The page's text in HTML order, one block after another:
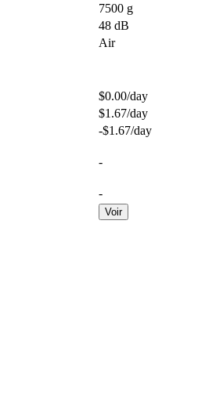
7500 g
48 dB
Air
$0.00/day
$1.67/day
-$1.67/day
-
-
Voir